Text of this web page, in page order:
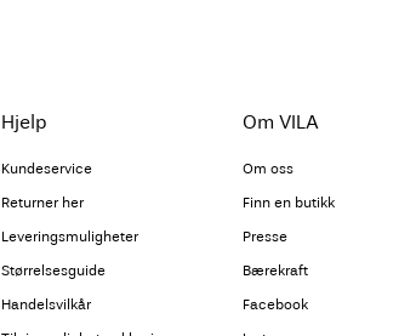
Hjelp
Kundeservice
Returner her
Leveringsmuligheter
Størrelsesguide
Handelsvilkår
Om VILA
Om oss
Finn en butikk
Presse
Bærekraft
Facebook